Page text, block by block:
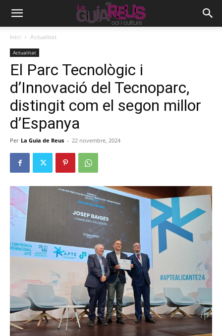
Inici Actualitat
Actualitat
El Parc Tecnològic i
d’Innovació del Tecnoparc,
distingit com el segon millor
d’Espanya
Per La Guia de Reus - 22 novembre, 2024